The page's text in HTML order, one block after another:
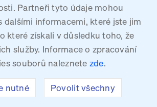
Partneři tyto údaje mohou
dalšími informacemi, které jste jim
které získali v důsledku toho, že
služby. Informace o zpracování
souborů naleznete zde.
nutné Povolit všechny